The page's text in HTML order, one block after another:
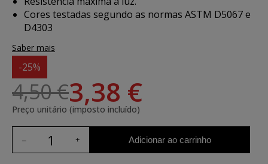
Cores testadas segundo as normas ASTM D5067 e
D4303
Saber mais
-25%
4,50 €3,38 €
Preço unitário (imposto incluído)
Adicionar ao carrinho